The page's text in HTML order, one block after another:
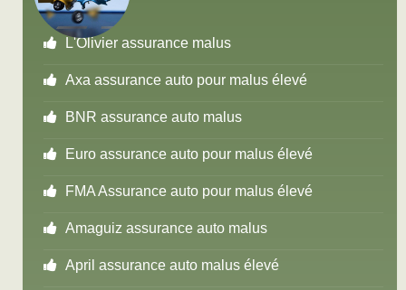
L'Olivier assurance malus
Axa assurance auto pour malus élevé
BNR assurance auto malus
Euro assurance auto pour malus élevé
FMA Assurance auto pour malus élevé
Amaguiz assurance auto malus
April assurance auto malus élevé